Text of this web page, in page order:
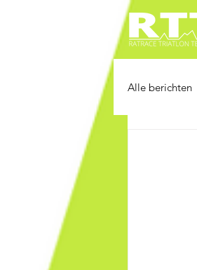
Alle berichten